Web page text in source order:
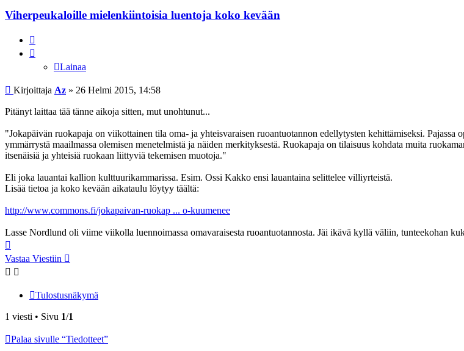
Viherpeukaloille mielenkiintoisia luentoja koko kevään
Lainaa
Viesti
Kirjoittaja Az » 26 Helmi 2015, 14:58
Pitänyt laittaa tää tänne aikoja sitten, mut unohtunut...
"Jokapäivän ruokapaja on viikottainen tila oma- ja yhteisvaraisen ruoantuotannon edellytysten kehittämiseksi. Pajassa
ymmärrystä maailmassa olemisen menetelmistä ja näiden merkityksestä. Ruokapaja on tilaisuus kohdata muita
itsenäisiä ja yhteisiä ruokaan liittyviä tekemisen muotoja."
Eli joka lauantai kallion kulttuurikammarissa. Esim. Ossi Kakko ensi lauantaina selittelee villiyrteistä.
Lisää tietoa ja koko kevään aikataulu löytyy täältä:
http://www.commons.fi/jokapaivan-ruokap ... o-kuumenee
Lasse Nordlund oli viime viikolla luennoimassa omavaraisesta ruoantuotannosta. Jäi ikävä kyllä väliin, tunteekohan
Vastaa Viestiin
Tulostusnäkymä
1 viesti • Sivu 1/1
Palaa sivulle “Tiedotteet”